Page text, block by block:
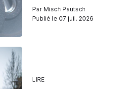
Par Misch Pautsch
Publié le 07 juil. 2026
LIRE